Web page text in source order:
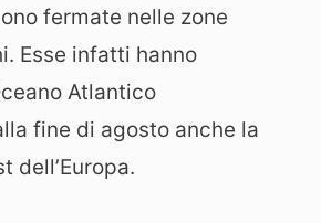
fermate nelle zone
Esse infatti hanno
Atlantico
fine di agosto anche la
dell’Europa.